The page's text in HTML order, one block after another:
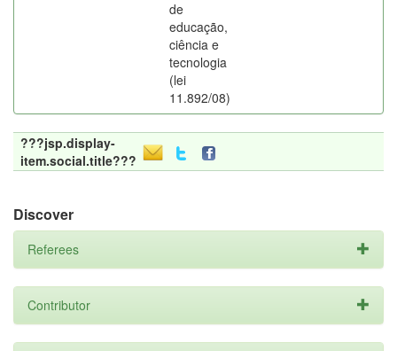
de
educação,
ciência e
tecnologia
(lei
11.892/08)
???jsp.display-
item.social.title???
Discover
Referees
Contributor